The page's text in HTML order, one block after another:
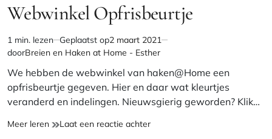
IN
Webwinkel Opfrisbeurtje
Geschatte
leestijd
1 min. lezen Geplaatst op2 maart 2021
doorBreien en Haken at Home - Esther
We hebben de webwinkel van haken@Home een
opfrisbeurtje gegeven. Hier en daar wat kleurtjes
veranderd en indelingen. Nieuwsgierig geworden? Klik…
Meer leren Webwinkel
Laat een reactie achterop